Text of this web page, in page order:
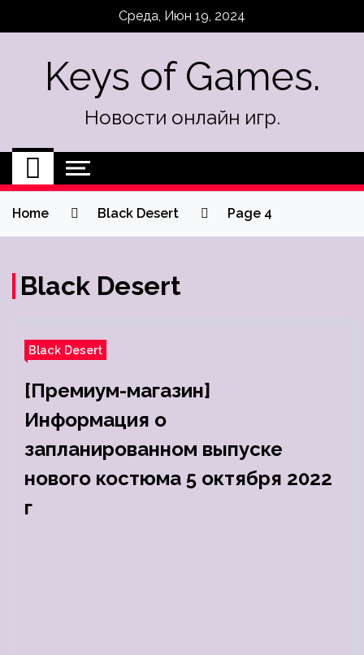
Среда, Июн 19, 2024
Keys of Games.
Новости онлайн игр.
Home Black Desert Page 4
Black Desert
Black Desert
[Премиум-магазин]
Информация о
запланированном выпуске
нового костюма 5 октября 2022
г